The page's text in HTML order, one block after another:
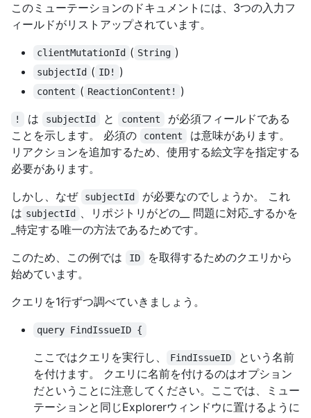
このミューテーションのドキュメントには、3つの入力フ
ィールドがリストアップされています。
clientMutationId ( String )
subjectId ( ID! )
content ( ReactionContent! )
! は subjectId と content
が必須フィールドである
ことを示します。 必須の
content
は意味があります。
リアクションを追加するため、使用する絵文字を指定する
必要があります。
しかし、なぜ
subjectId
が必要なのでしょうか。 これ
は subjectId
、リポジトリがどの__ 問題に対応_するかを
_特定する唯一の方法であるためです。
このため、この例では
ID
を取得するためのクエリから
始めています。
クエリを1行ずつ調べていきましょう。
query FindIssueID {
ここではクエリを実行し、 FindIssueID
という名前
を付けます。 クエリに名前を付けるのはオプション
だということに注意してください。ここでは、ミュー
テーションと同じExplorerウィンドウに置けるように